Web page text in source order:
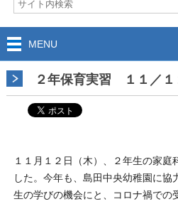
MENU
２年保育実習 １１／１
１１月１２日（木）、２年生の家庭
した。今年も、島田中央幼稚園に協
生の学びの機会にと、コロナ禍での